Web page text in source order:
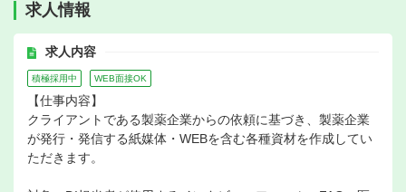
求人情報
求人内容
積極採用中 WEB面接OK
【仕事内容】
クライアントである製薬企業からの依頼に基づき、製薬企業
が発行・発信する紙媒体・WEBを含む各種資材を作成してい
ただきます。